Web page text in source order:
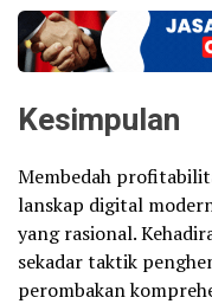
Kesimpulan
Membedah
lanskap digital
yang rasional.
sekadar taktik
perombakan